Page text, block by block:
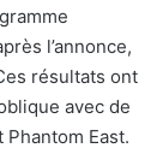
l’annonce,
résultats ont
avec de
East.